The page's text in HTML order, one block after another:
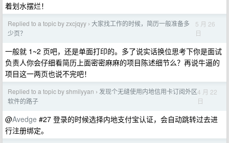
着划水摆烂！
Replied to a topic by zxcjqyy › 大家找工作的时候，简历一般准备多
少页？
5 月 26
日
一般就 1~2 页吧，还是单面打印的。多了说实话换位思考下你是面试
负责人你会仔细看简历上面密密麻麻的项目陈述细节么？再说牛逼的
项目这一两页也说不完吧！
Replied to a topic by shmilyyan › 发现个无缝使用内地信用卡订阅外区
软件的路子
4 月 22
日
@Avedge #27 登录的时候选择内地支付宝认证，会自动跳转过去进
行注册绑定。